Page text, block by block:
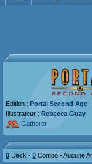
Edition : Portal Second Age
Illustrateur : Rebecca Guay
Gatherer
0 Deck - 0 Combo - Aucune